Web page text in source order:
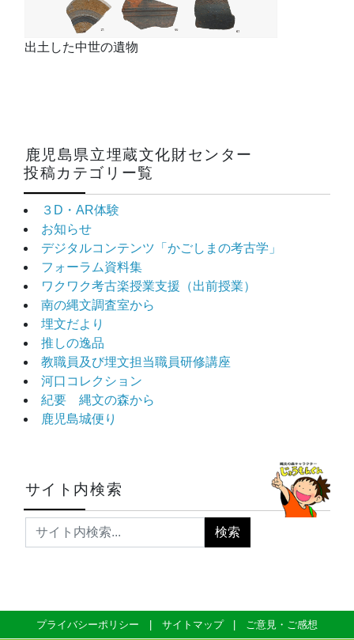
鹿児島県立埋蔵文化財センター
投稿カテゴリー覧
３D・AR体験
お知らせ
デジタルコンテンツ「かごしまの考古学」
フォーラム資料集
ワクワク考古楽授業支援（出前授業）
南の縄文調査室から
埋文だより
推しの逸品
教職員及び埋文担当職員研修講座
河口コレクション
紀要 縄文の森から
鹿児島城便り
サイト内検索
出土した中世の遺物
プライバシーポリシー サイトマップ ご意見・ご感想